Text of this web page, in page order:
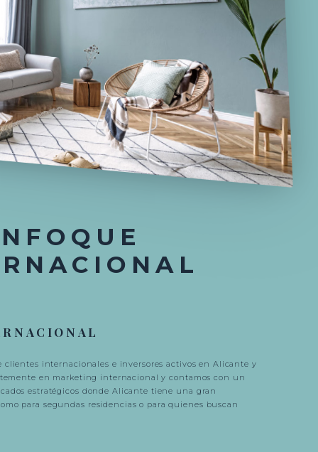
clientes internacionales e inversores activos en Alicante y
en marketing internacional y contamos con un
estratégicos donde Alicante tiene una gran
para segundas residencias o para quienes buscan